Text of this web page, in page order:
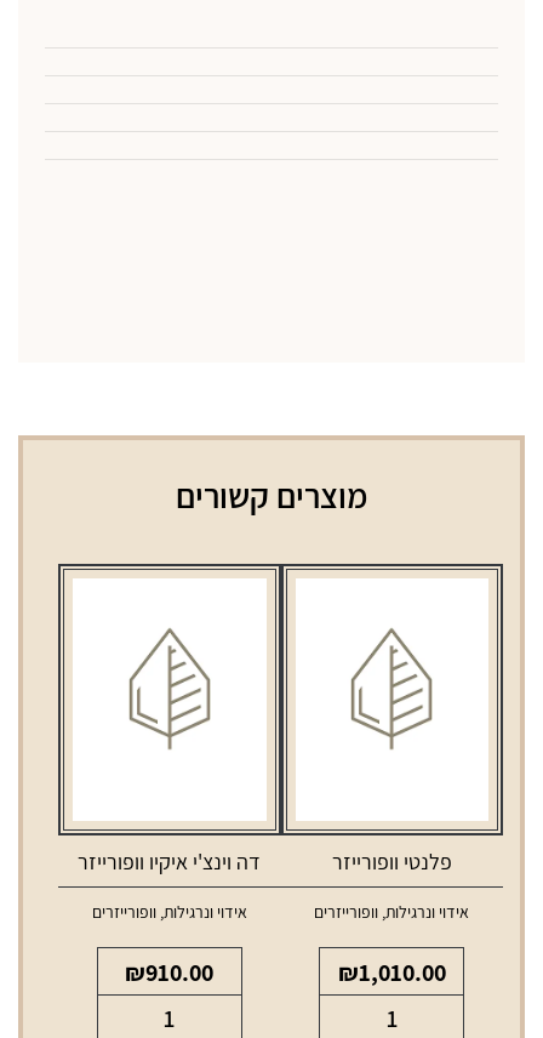
מוצרים קשורים
פלנטי וופורייזר
אידוי ונרגילות, וופורייזרים
₪1,010.00
דה וינצ'י איקיו וופורייזר
אידוי ונרגילות,וופורייזרים
₪910.00